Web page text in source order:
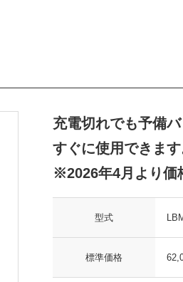
充電切れでも予備
すぐに使用できます
※2026年4月より価
型式
標準価格